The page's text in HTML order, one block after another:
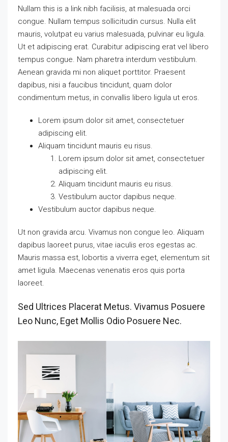
Nullam this is a link nibh facilisis, at malesuada orci
congue. Nullam tempus sollicitudin cursus. Nulla elit
mauris, volutpat eu varius malesuada, pulvinar eu ligula.
Ut et adipiscing erat. Curabitur adipiscing erat vel libero
tempus congue. Nam pharetra interdum vestibulum.
Aenean gravida mi non aliquet porttitor. Praesent
dapibus, nisi a faucibus tincidunt, quam dolor
condimentum metus, in convallis libero ligula ut eros.
Lorem ipsum dolor sit amet, consectetuer
adipiscing elit.
Aliquam tincidunt mauris eu risus.
Lorem ipsum dolor sit amet, consectetuer
adipiscing elit.
Aliquam tincidunt mauris eu risus.
Vestibulum auctor dapibus neque.
Vestibulum auctor dapibus neque.
Ut non gravida arcu. Vivamus non congue leo. Aliquam
dapibus laoreet purus, vitae iaculis eros egestas ac.
Mauris massa est, lobortis a viverra eget, elementum sit
amet ligula. Maecenas venenatis eros quis porta
laoreet.
Sed Ultrices Placerat Metus. Vivamus Posuere
Leo Nunc, Eget Mollis Odio Posuere Nec.